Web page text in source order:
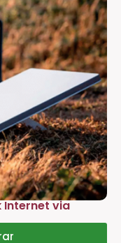
Internet via